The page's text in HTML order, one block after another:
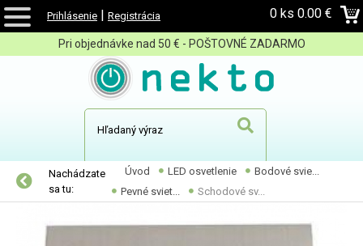
Prihlásenie | Registrácia 0 ks 0.00 €
Pri objednávke nad 50 € - POŠTOVNÉ ZADARMO
Nachádzate
sa tu:
Úvod LED osvetlenie
Bodové svie...
Pevné sviet...
Schodové sv...